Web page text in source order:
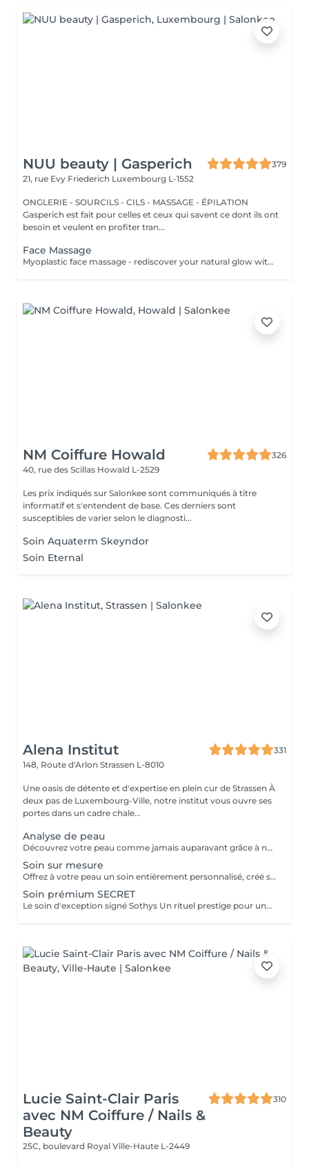
NUU beauty | Gasperich
379
21, rue Evy Friederich Luxembourg L-1552
ONGLERIE - SOURCILS - CILS - MASSAGE - ÉPILATION
Gasperich est fait pour celles et ceux qui savent ce dont ils ont
besoin et veulent en profiter tran...
Face Massage
Myoplastic face massage - rediscover your natural glow with the deeply rejuvenating myoplastic face massage. This unique technique works not only on the surface of your skin but also on the deeper layers of muscles and fascia. Through precise, sculpting movements, it releases tension, improves circulation, and restores elasticity. The result? A lifted, defined, and radiant look that feels as refreshing as it appears. Every session is like a reset for your face leaving you looking youthful, relaxed, and glowing with vitality. Express Facial Massage is designed for those who value their time while expecting visible, refined results. This 30-minute lifting massage focuses on precise muscle stimulation to restore facial tone, improve skin firmness, and redefine the natural facial contour. The treatment helps reduce visible signs of fatigue while stimulating microcirculation, allowing the skin to regain a fresh, radiant, and naturally healthy glow. Perfect as an additional boost to your body massage for complete relaxation and rejuvenation. Important: This treatment is available only as an add-on to any body massage and cannot be booked as a standalone service.
NM Coiffure Howald
326
40, rue des Scillas Howald L-2529
Les prix indiqués sur Salonkee sont communiqués à titre
informatif et s'entendent de base. Ces derniers sont
susceptibles de varier selon le diagnosti...
Soin Aquaterm Skeyndor
Soin Eternal
Alena Institut
331
148, Route d'Arlon Strassen L-8010
Une oasis de détente et d'expertise en plein cur de Strassen À
deux pas de Luxembourg-Ville, notre institut vous ouvre ses
portes dans un cadre chale...
Analyse de peau
Découvrez votre peau comme jamais auparavant grâce à notre diagnostic cutané avancé. À l'aide d'un analyseur professionnel et de l'oeil expert de votre esthéticienne, nous évaluons différents paramètres essentiels tels que l'hydratation, le sébum, la profondeur des rides , l'état de votre barrière cutané et beaucoup d'autre mesures afin d'obtenir une vision précise de l'état de votre peau. Cette analyse nous permet de cibler vos besoins réels et de vous orienter vers les soins et les produits les plus adaptés pour optimiser vos résultats. Un véritable point de départ pour construire une routine beauté efficace et personnalisée. Diagnostic offert lorsqu'il est réalisé dans le cadre d'un soin ou à l'achat de produits.
Soin sur mesure
Offrez à votre peau un soin entièrement personnalisé, créé sur mesure par votre experte Sothys selon ses besoins du moment. Grâce à un analyseur professionnel et à l'il expert de votre esthéticienne, nous évaluons différents paramètres essentiels : hydratation, sébum, profondeur des rides, état de la barrière cutanée et bien d'autres mesures. Ce diagnostic précis permet d'identifier les besoins réels de votre peau et d'adapter chaque étape du soin : nettoyage profond, exfoliation ciblée, modelage expert, masque haute performance et sélection d'actifs Sothys selon votre objectif hydratation, éclat, apaisement, anti-âge ou pureté. Un seul soin, des milliers de possibilités, pour rééquilibrer votre peau et révéler un teint plus lumineux, plus lisse et plus uniforme dès la première séance. Un véritable point de départ pour construire une routine beauté efficace, avec des soins et des produits parfaitement adaptés à votre peau.
Soin prémium SECRET
Le soin d'exception signé Sothys Un rituel prestige pour une transformation visible de la peau et une expérience sensorielle incomparable. Ce soin d'exception combine des manoeuvres expertes Sothys, des textures nobles, un double modelage visage sur-mesure et un masque haute performance pour lisser, repulper et illuminer intensément la peau. Grâce à une séquence unique de gestes précis et enveloppants, le Rituel Secret offre un moment de lâcher-prise total et des résultats visibles dès la première séance : peau éclatante, lissée, revitalisée et profondément nourrie. Un soin rare, élégant, pensé pour les clientes exigeantes qui recherchent : - une expérience prémium, - des résultats anti-âge visibles rapidement, - un moment d'exception, hors du temps, réservé aux instituts experts Sothys.
Lucie Saint-Clair Paris
avec NM Coiffure / Nails &
Beauty
310
25C, boulevard Royal Ville-Haute L-2449